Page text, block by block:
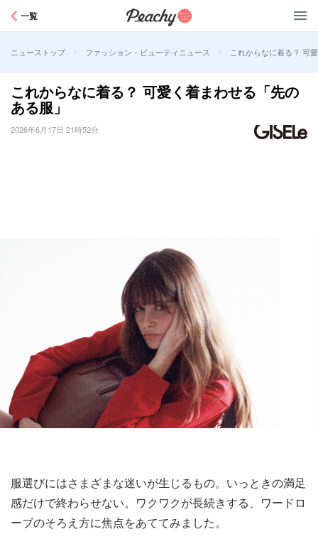
一覧
ニューストップ > ファッション・ビューティニュース > これからなに着る？ 可
これからなに着る？ 可愛く着まわせる「先の
ある服」
2026年6月17日 21時52分
服選びにはさまざまな迷いが生じるもの。いっときの満足
感だけで終わらせない。ワクワクが長続きする、ワードロ
ーブのそろえ方に焦点をあててみました。